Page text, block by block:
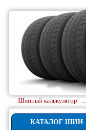
Шинный калькулятор ::
КАТАЛОГ ШИН